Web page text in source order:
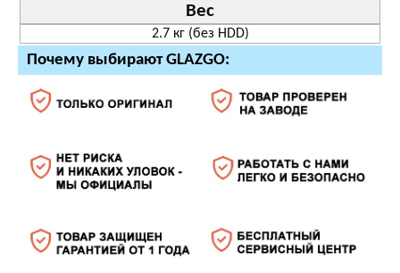
Вес
2.7 кг (без HDD)
Почему выбирают GLAZGO: